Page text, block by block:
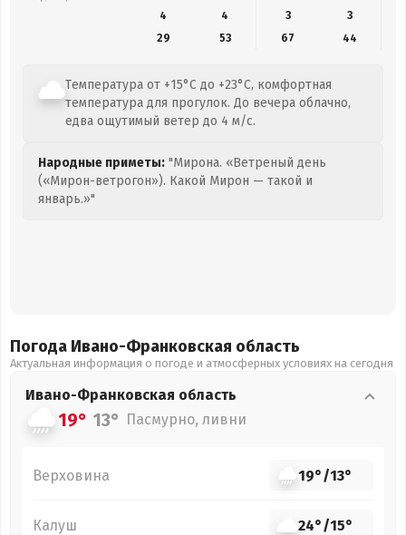
4
4 3
3
29
53 67 44
Температура от +15°C до +23°C, комфортная
температура для прогулок. До вечера облачно,
едва ощутимый ветер до 4 м/с.
Народные приметы: "Мирона. «Ветреный день
(«Мирон-ветрогон»). Какой Мирон — такой и
январь.»"
Погода Ивано-Франковская область
Актуальная информация о погоде и атмосферных условиях на сегодня
Ивано-Франковская область
19° 13° Пасмурно, ливни
Верховина 19°/13°
Калуш 24°/15°